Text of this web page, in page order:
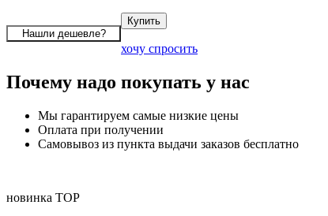
хочу спросить
Почему надо покупать у нас
Мы гарантируем самые низкие цены
Оплата при получении
Самовывоз из пункта выдачи заказов бесплатно
новинка TOP